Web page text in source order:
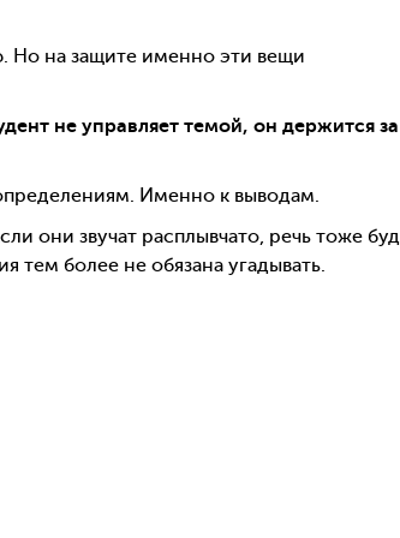
Но на защите именно эти вещи
не управляет темой, он держится за
Именно к выводам.
они звучат расплывчато, речь тоже
тем более не обязана угадывать.